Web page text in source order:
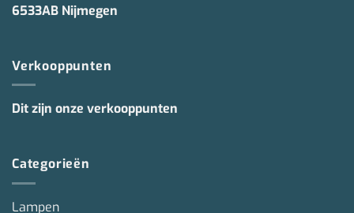
6533AB Nijmegen
Verkooppunten
Dit zijn onze verkooppunten
Categorieën
Lampen